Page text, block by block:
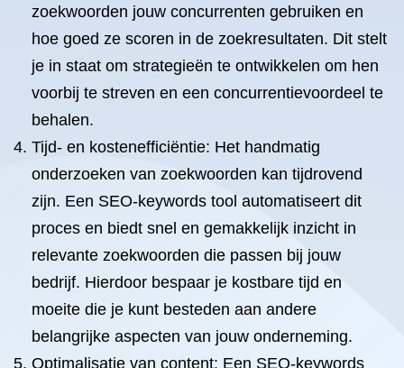
zoekwoorden jouw concurrenten gebruiken en
hoe goed ze scoren in de zoekresultaten. Dit stelt
je in staat om strategieën te ontwikkelen om hen
voorbij te streven en een concurrentievoordeel te
behalen.
Tijd- en kostenefficiëntie: Het handmatig
onderzoeken van zoekwoorden kan tijdrovend
zijn. Een SEO-keywords tool automatiseert dit
proces en biedt snel en gemakkelijk inzicht in
relevante zoekwoorden die passen bij jouw
bedrijf. Hierdoor bespaar je kostbare tijd en
moeite die je kunt besteden aan andere
belangrijke aspecten van jouw onderneming.
Optimalisatie van content: Een SEO-keywords